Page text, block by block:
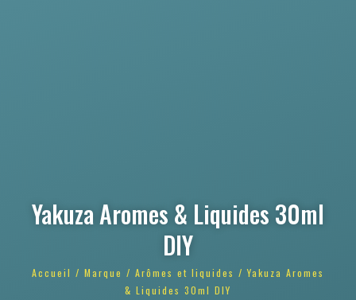
Yakuza Aromes & Liquides 30ml
DIY
Accueil / Marque / Arômes et liquides / Yakuza Aromes
& Liquides 30ml DIY